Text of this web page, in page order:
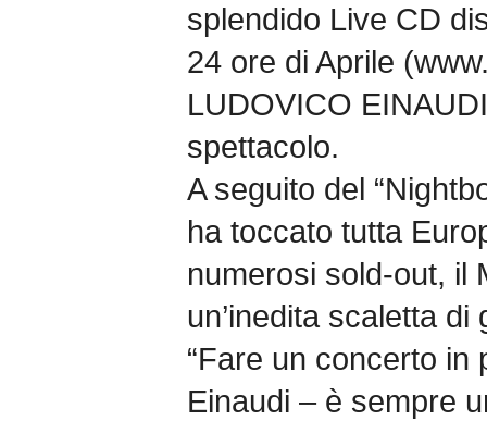
splendido Live CD
24 ore di Aprile
LUDOVICO
spettacolo.
A seguito del
ha toccato tutta
numerosi sold-out, il
un’inedita scaletta
“Fare un concerto in
Einaudi – è sempre